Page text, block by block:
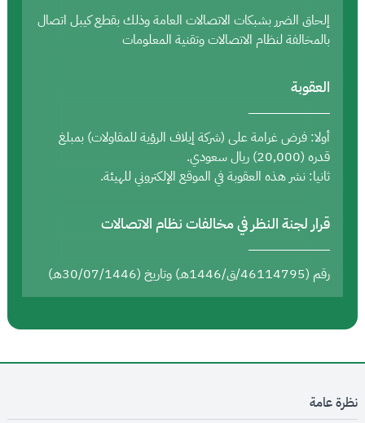
إلحاق الضرر بشبكات الاتصالات العامة وذلك بقطع كيبل اتصال
بالمخالفة لنظام الاتصالات وتقنية المعلومات
العقوبة
أولا: فرض غرامة على (شركة إيلاف الرؤية للمقاولات) بمبلغ
قدره (20,000) ريال سعودي.
ثانيا: نشر هذه العقوبة في الموقع الإلكتروني للهيئة.
قرار لجنة النظر في مخالفات نظام الاتصالات
رقم (46114795/ق/1446هـ) وتاريخ (30/07/1446هـ)
نظرة عامة